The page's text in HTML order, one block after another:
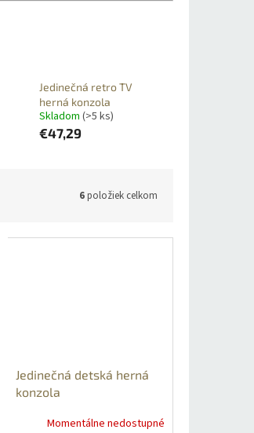
Jedinečná retro TV
herná konzola
Skladom (>5 ks)
€47,29
6položiek celkom
Jedinečná detská herná
konzola
Momentálne nedostupné